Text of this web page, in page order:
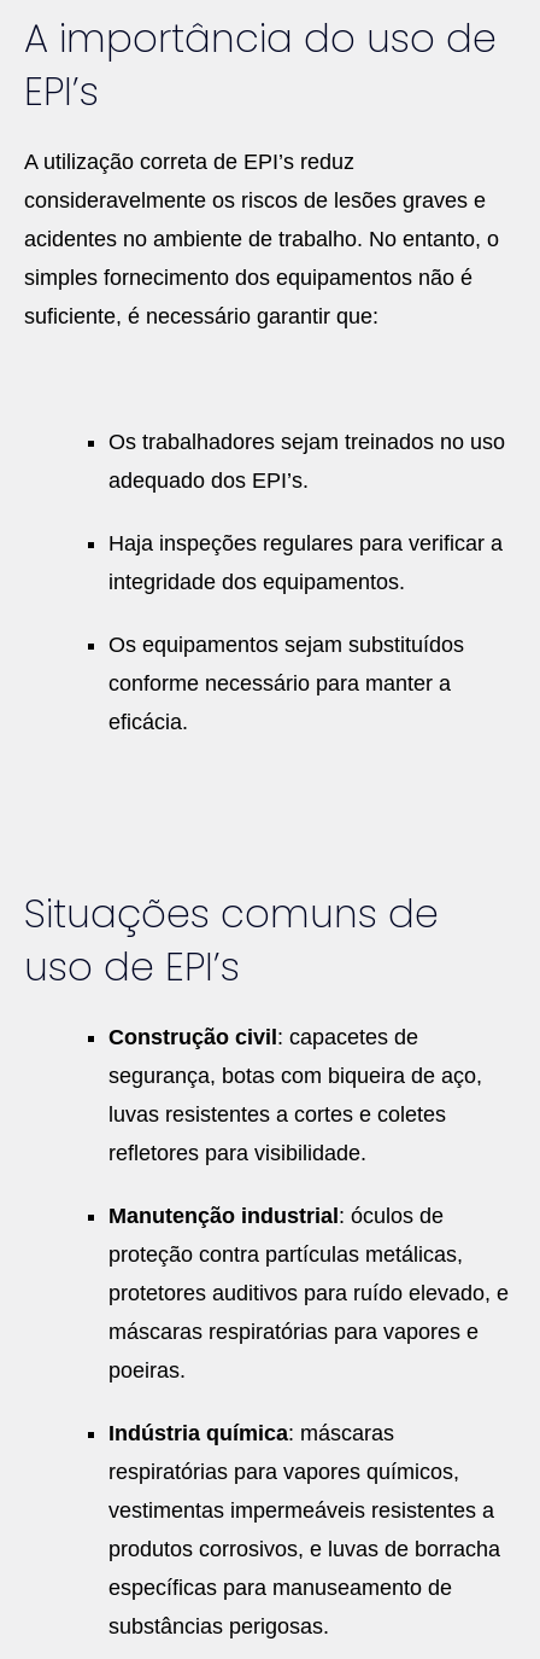
A importância do uso de
EPI’s
A utilização correta de EPI’s reduz
consideravelmente os riscos de lesões graves e
acidentes no ambiente de trabalho. No entanto, o
simples fornecimento dos equipamentos não é
suficiente, é necessário garantir que:
Os trabalhadores sejam treinados no uso
adequado dos EPI’s.
Haja inspeções regulares para verificar a
integridade dos equipamentos.
Os equipamentos sejam substituídos
conforme necessário para manter a
eficácia.
Situações comuns de
uso de EPI’s
Construção civil : capacetes de
segurança, botas com biqueira de aço,
luvas resistentes a cortes e coletes
refletores para visibilidade.
Manutenção industrial : óculos de
proteção contra partículas metálicas,
protetores auditivos para ruído elevado, e
máscaras respiratórias para vapores e
poeiras.
Indústria química: máscaras
respiratórias para vapores químicos,
vestimentas impermeáveis resistentes a
produtos corrosivos, e luvas de borracha
específicas para manuseamento de
substâncias perigosas.